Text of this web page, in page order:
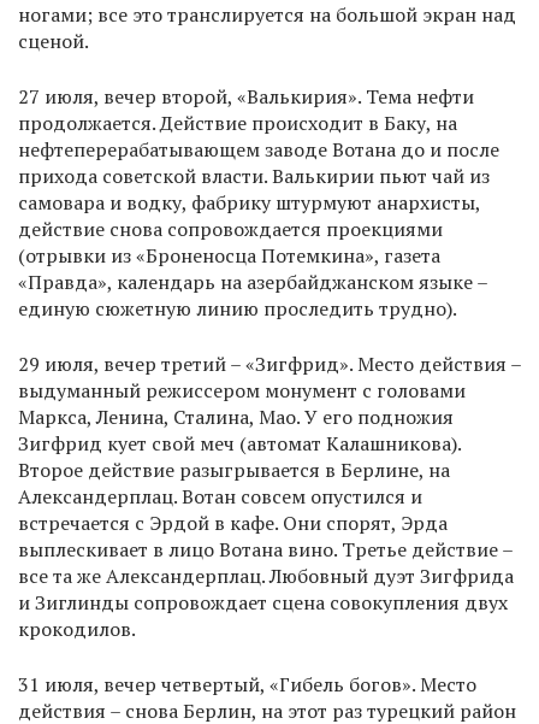
ногами; все это транслируется на большой экран над
сценой.
27 июля, вечер второй, «Валькирия». Тема нефти
продолжается. Действие происходит в Баку, на
нефтеперерабатывающем заводе Вотана до и после
прихода советской власти. Валькирии пьют чай из
самовара и водку, фабрику штурмуют анархисты,
действие снова сопровождается проекциями
(отрывки из «Броненосца Потемкина», газета
«Правда», календарь на азербайджанском языке –
единую сюжетную линию проследить трудно).
29 июля, вечер третий – «Зигфрид». Место действия –
выдуманный режиссером монумент с головами
Маркса, Ленина, Сталина, Мао. У его подножия
Зигфрид кует свой меч (автомат Калашникова).
Второе действие разыгрывается в Берлине, на
Александерплац. Вотан совсем опустился и
встречается с Эрдой в кафе. Они спорят, Эрда
выплескивает в лицо Вотана вино. Третье действие –
все та же Александерплац. Любовный дуэт Зигфрида
и Зиглинды сопровождает сцена совокупления двух
крокодилов.
31 июля, вечер четвертый, «Гибель богов». Место
действия – снова Берлин, на этот раз турецкий район